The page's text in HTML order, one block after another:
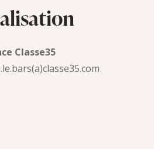
Classe35